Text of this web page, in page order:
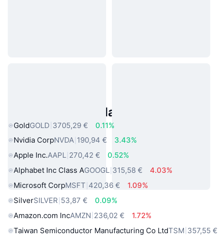
Asset reali popolari
GoldGOLD 3705,29 €
0.11%
Nvidia CorpNVDA 190,94 €
3.43%
Apple Inc.AAPL 270,42 €
0.52%
Alphabet Inc Class AGOOGL 315,58 €
4.03%
Microsoft CorpMSFT 420,36 €
1.09%
SilverSILVER 53,87 €
0.09%
Amazon.com IncAMZN 236,02 €
1.72%
Taiwan Semiconductor Manufacturing Co LtdTSM 357,55 €